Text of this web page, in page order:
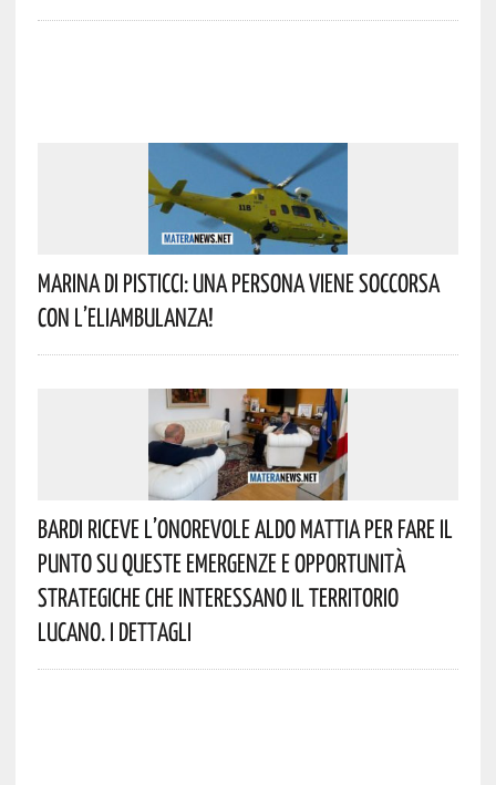
Marina Di Pisticci: Una Persona Viene Soccorsa
Con L’eliambulanza!
Bardi Riceve L’onorevole Aldo Mattia Per Fare Il
Punto Su Queste Emergenze E Opportunità
Strategiche Che Interessano Il Territorio
Lucano. I Dettagli